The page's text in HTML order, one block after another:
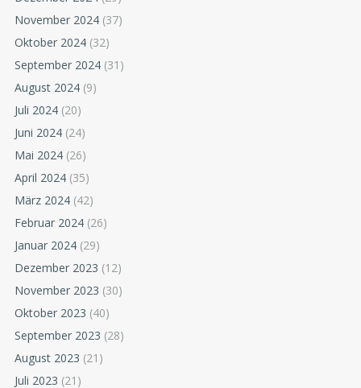
November 2024 (37)
Oktober 2024 (32)
September 2024 (31)
August 2024 (9)
Juli 2024 (20)
Juni 2024 (24)
Mai 2024 (26)
April 2024 (35)
März 2024 (42)
Februar 2024 (26)
Januar 2024 (29)
Dezember 2023 (12)
November 2023 (30)
Oktober 2023 (40)
September 2023 (28)
August 2023 (21)
Juli 2023 (21)